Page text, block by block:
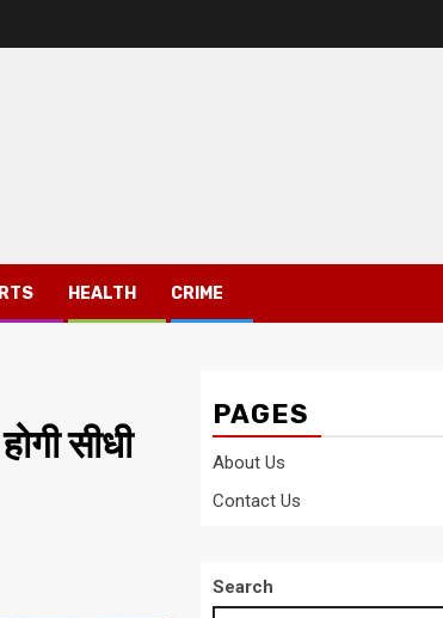
HEALTH CRIME
सीधी
PAGES
About Us
Contact Us
Search